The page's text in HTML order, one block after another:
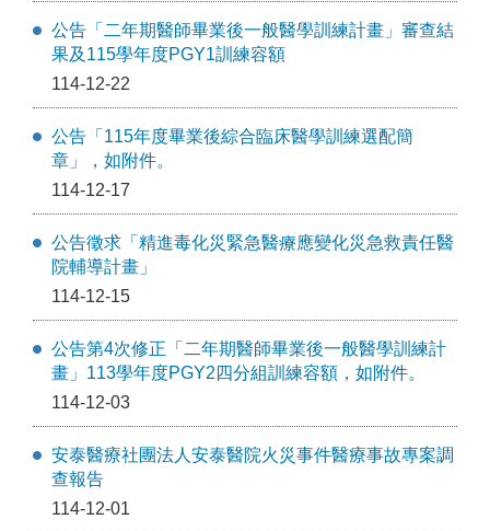
公告「⼆年期醫師畢業後⼀般醫學訓練計畫」審查結
果及115學年度PGY1訓練容額
114-12-22
公告「115年度畢業後綜合臨床醫學訓練選配簡
章」，如附件。
114-12-17
公告徵求「精進毒化災緊急醫療應變化災急救責任醫
院輔導計畫」
114-12-15
公告第4次修正「⼆年期醫師畢業後⼀般醫學訓練計
畫」113學年度PGY2四分組訓練容額，如附件。
114-12-03
安泰醫療社團法人安泰醫院火災事件醫療事故專案調
查報告
114-12-01